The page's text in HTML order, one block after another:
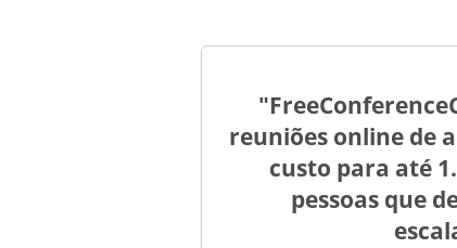
reuniões online de
custo para até
pessoas que